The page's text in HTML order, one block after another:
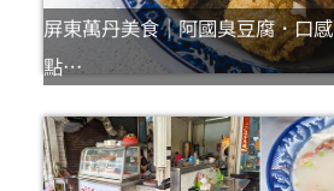
屏東萬丹美食｜阿國臭豆腐．口
點…